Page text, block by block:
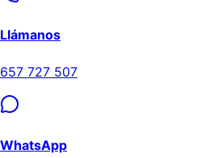
Llámanos
657 727 507
WhatsApp